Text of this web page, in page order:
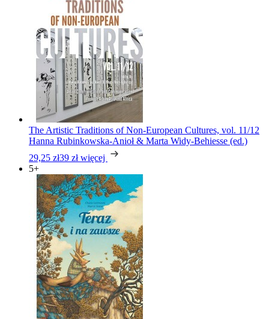
The Artistic Traditions of Non-European Cultures, vol. 11/12
Hanna Rubinkowska-Anioł & Marta Widy-Behiesse (ed.)
29,25 zł39 zł więcej
5+